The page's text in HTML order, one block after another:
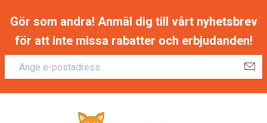
Gör som andra! Anmäl dig till vårt nyhetsbrev
för att inte missa rabatter och erbjudanden!